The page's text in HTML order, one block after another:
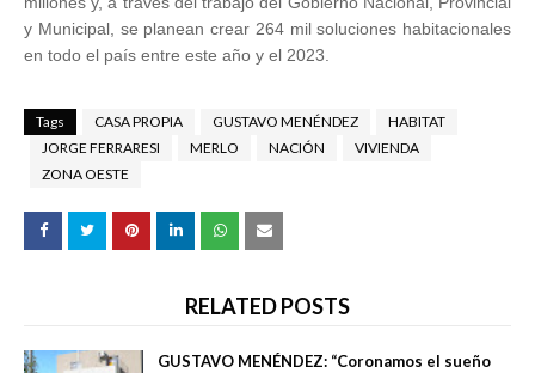
y Municipal, se planean crear 264 mil soluciones habitacionales
en todo el país entre este año y el 2023.
Tags CASA PROPIA GUSTAVO MENÉNDEZ
HABITAT
JORGE FERRARESI
MERLO NACIÓN
VIVIENDA
ZONA OESTE
RELATED POSTS
GUSTAVO MENÉNDEZ: “Coronamos el sueño